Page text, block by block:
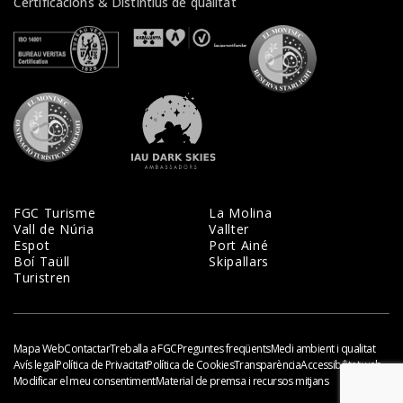
Veure certificats Veure certificats
Veure certificats
FGC Turisme
La Molina
Vall de Núria
Vallter
Espot
Port Ainé
Boí Taüll
Skipallars
Turistren
Mapa WebContactarTreballa a FGCPreguntes freqüentsMedi ambient i qualitat
Avís legalPolítica de PrivacitatPolítica de CookiesTransparènciaAccessibilitat web
Modificar el meu consentimentMaterial de premsa i recursos mitjans